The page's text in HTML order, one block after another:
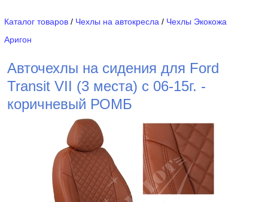
Каталог товаров / Чехлы на автокресла / Чехлы Экокожа
Аригон
Авточехлы на сидения для Ford
Transit VII (3 места) с 06-15г. -
коричневый РОМБ